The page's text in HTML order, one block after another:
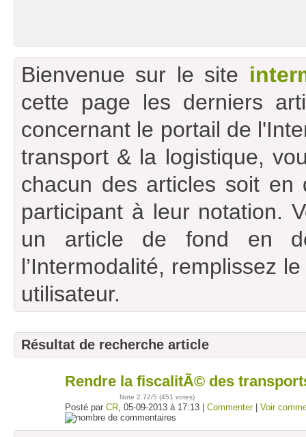
Bienvenue sur le site
cette page les derniers
concernant le portail de
transport & la logistique,
chacun des articles soit en
participant à leur notation.
un article de fond en
l’Intermodalité, remplissez
utilisateur.
Résultat de recherche article
Rendre la fiscalitÃ© des
Note 2.72/5 (451 votes)
Posté par CR, 05-09-2013 à 17:13 | Commenter| Voir